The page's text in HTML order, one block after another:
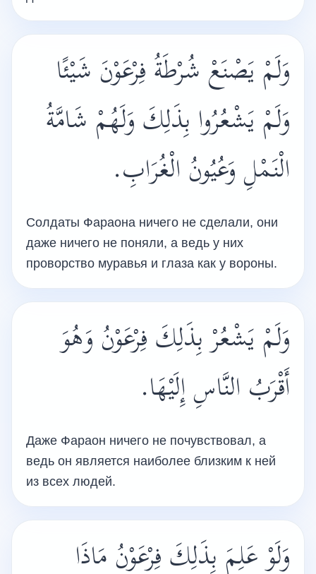
وَلَمْ يَصْنَعْ شُرْطَةُ فِرْعَوْنَ شَيْئًا
وَلَمْ يَشْعُرُوا بِذَلِكَ وَلَهُمْ شَامَّةُ
الْنَمْلِ وَعُيُونُ الْغُرَابِ.
Солдаты Фараона ничего не сделали, они
даже ничего не поняли, а ведь у них
проворство муравья и глаза как у вороны.
وَلَمْ يَشْعُرْ بِذَلِكَ فِرْعَوْنُ وَهُوَ
أَقْرَبُ النَّاسِ إِلَيْهَا.
Даже Фараон ничего не почувствовал, а
ведь он является наиболее близким к ней
из всех людей.
وَلَوْ عَلِمَ بِذَلِكَ فِرْعَوْنُ مَاذَا